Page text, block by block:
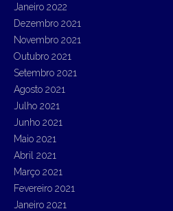
Janeiro 2022
Dezembro 2021
Novembro 2021
Outubro 2021
Setembro 2021
Agosto 2021
Julho 2021
Junho 2021
Maio 2021
Abril 2021
Março 2021
Fevereiro 2021
Janeiro 2021